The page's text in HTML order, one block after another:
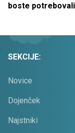
boste
SEKCIJE:
Novice
Dojenček
Najstniki